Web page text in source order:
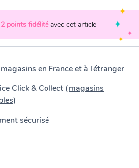
2 points fidélité avec cet article
en France et à l’étranger
Click & Collect (magasins
)
sécurisé